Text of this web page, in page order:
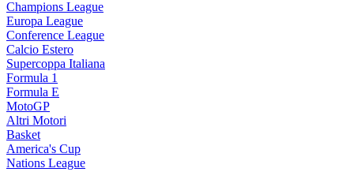
Champions League
Europa League
Conference League
Calcio Estero
Supercoppa Italiana
Formula 1
Formula E
MotoGP
Altri Motori
Basket
America's Cup
Nations League